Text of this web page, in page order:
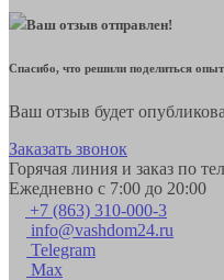
Ваш отзыв отправлен!
Спасибо, что решили поделиться
Ваш отзыв будет
Заказать звонок
Горячая линия и заказ по
Ежедневно с 7:00 до 20:00
+7 (863) 310-000-3
info@vashdom24.ru
Telegram
Max